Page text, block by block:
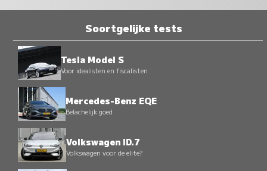
Soortgelijke tests
Tesla Model S
Voor idealisten en fiscalisten
Mercedes-Benz EQE
Belachelijk goed
Volkswagen ID.7
Volkswagen voor de elite?